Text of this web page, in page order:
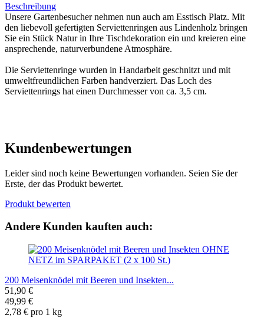
Beschreibung
Unsere Gartenbesucher nehmen nun auch am Esstisch Platz. Mit
den liebevoll gefertigten Serviettenringen aus Lindenholz bringen
Sie ein Stück Natur in Ihre Tischdekoration ein und kreieren eine
ansprechende, naturverbundene Atmosphäre.
Die Serviettenringe wurden in Handarbeit geschnitzt und mit
umweltfreundlichen Farben handverziert. Das Loch des
Serviettenrings hat einen Durchmesser von ca. 3,5 cm.
Kundenbewertungen
Leider sind noch keine Bewertungen vorhanden. Seien Sie der
Erste, der das Produkt bewertet.
Produkt bewerten
Andere Kunden kauften auch:
200 Meisenknödel mit Beeren und Insekten...
51,90 €
49,99 €
2,78 € pro 1 kg